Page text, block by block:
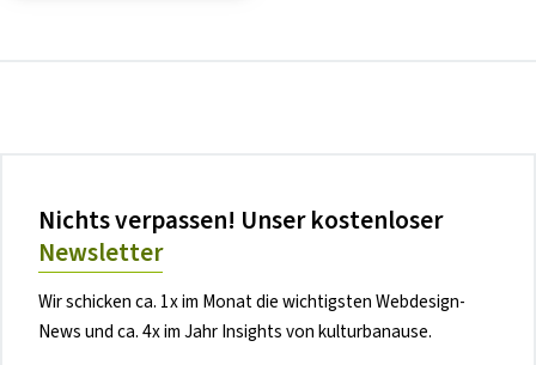
Nichts verpassen! Unser kostenloser
Newsletter
Wir schicken ca. 1x im Monat die wichtigsten Webdesign-
News und ca. 4x im Jahr Insights von kulturbanause.